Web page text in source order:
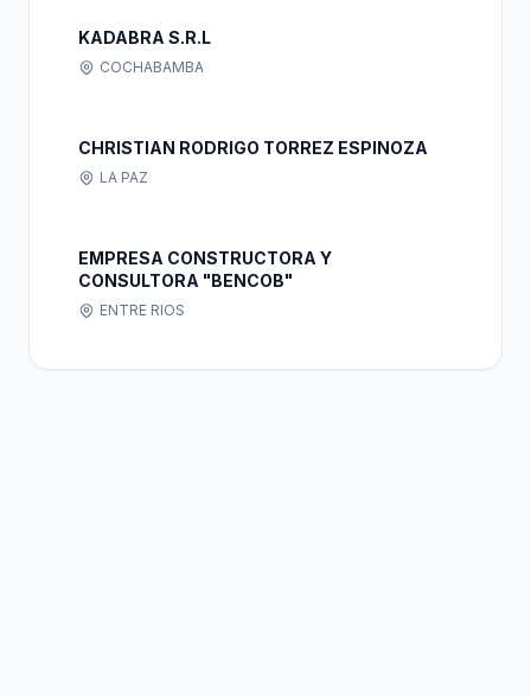
KADABRA S.R.L
COCHABAMBA
CHRISTIAN RODRIGO TORREZ ESPINOZA
LA PAZ
EMPRESA CONSTRUCTORA Y
CONSULTORA "BENCOB"
ENTRE RIOS